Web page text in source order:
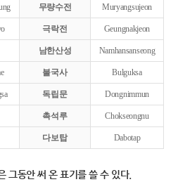
무량수전 Muryangsujeon
극락전 Geungnakjeon
남한산성 Namhansanseong
불국사 Bulguksa
독립문 Dongnimmun
촉석루 Chokseongnu
다보탑 Dabotap
그동안 써 온 표기를 쓸 수 있다.